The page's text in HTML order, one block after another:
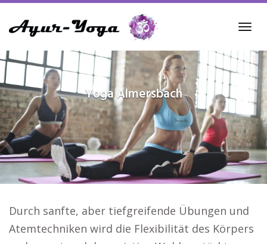
to
content
YogaAlmersbach
Durch sanfte, aber tiefgreifende Übungen und
Atemtechniken wird die Flexibilität des Körpers